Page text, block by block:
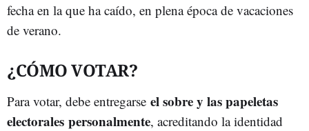
fecha en la que ha caído, en plena época de vacaciones
de verano.
¿CÓMO VOTAR?
Para votar, debe entregarse el sobre y las papeletas
electorales personalmente, acreditando la identidad